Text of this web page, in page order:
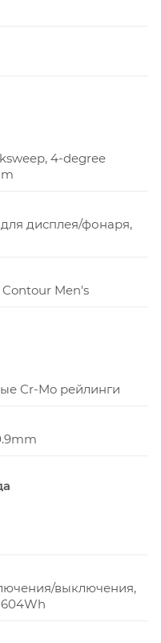
4-degree
дисплея/фонаря,
Men's
Cr-Mo рейлинги
выключения,